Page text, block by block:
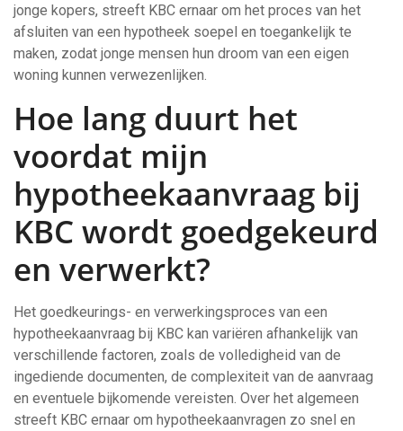
jonge kopers, streeft KBC ernaar om het proces van het
afsluiten van een hypotheek soepel en toegankelijk te
maken, zodat jonge mensen hun droom van een eigen
woning kunnen verwezenlijken.
Hoe lang duurt het
voordat mijn
hypotheekaanvraag bij
KBC wordt goedgekeurd
en verwerkt?
Het goedkeurings- en verwerkingsproces van een
hypotheekaanvraag bij KBC kan variëren afhankelijk van
verschillende factoren, zoals de volledigheid van de
ingediende documenten, de complexiteit van de aanvraag
en eventuele bijkomende vereisten. Over het algemeen
streeft KBC ernaar om hypotheekaanvragen zo snel en